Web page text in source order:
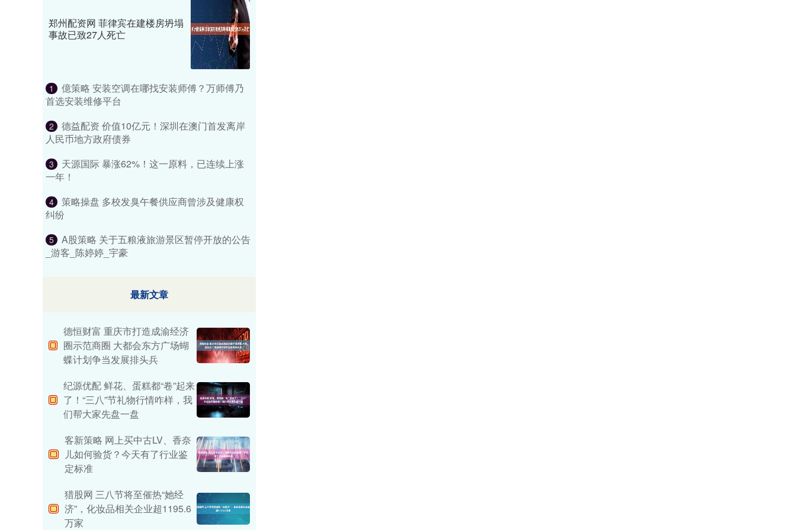
郑州配资网 菲律宾在建楼房坍塌
事故已致27人死亡
1
億策略 安装空调在哪找安装师傅？万师傅乃
首选安装维修平台
2
德益配资 价值10亿元！深圳在澳门首发离岸
人民币地方政府债券
3
天源国际 暴涨62%！这一原料，已连续上涨
一年！
4
策略操盘 多校发臭午餐供应商曾涉及健康权
纠纷
5
A股策略 关于五粮液旅游景区暂停开放的公告
_游客_陈婷婷_宇豪
最新文章
德恒财富 重庆市打造成渝经济
圈示范商圈 大都会东方广场蝴
蝶计划争当发展排头兵
纪源优配 鲜花、蛋糕都“卷”起来
了！“三八”节礼物行情咋样，我
们帮大家先盘一盘
客新策略 网上买中古LV、香奈
儿如何验货？今天有了行业鉴
定标准
猎股网 三八节将至催热“她经
济”，化妆品相关企业超1195.6
万家